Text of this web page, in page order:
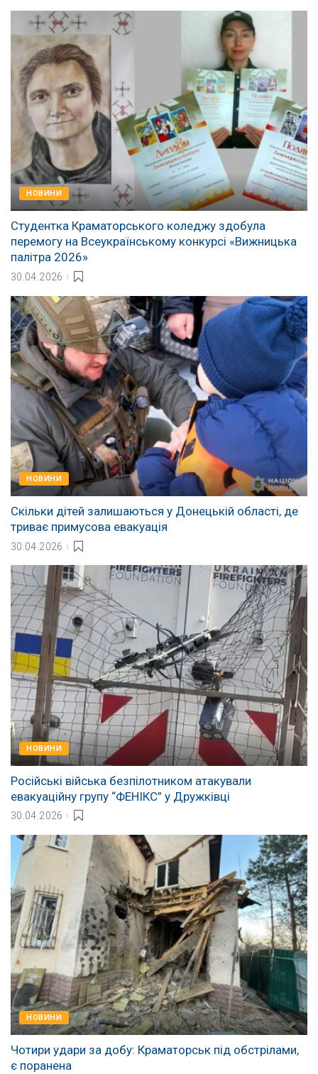
НОВИНИ
Студентка Краматорського коледжу здобула
перемогу на Всеукраїнському конкурсі «Вижницька
палітра 2026»
30.04.2026
НОВИНИ
Скільки дітей залишаються у Донецькій області, де
триває примусова евакуація
30.04.2026
НОВИНИ
Російські війська безпілотником атакували
евакуаційну групу “ФЕНІКС” у Дружківці
30.04.2026
НОВИНИ
Чотири удари за добу: Краматорськ під обстрілами,
є поранена